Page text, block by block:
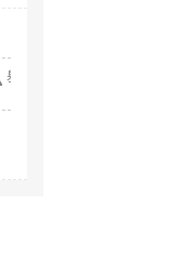
舉